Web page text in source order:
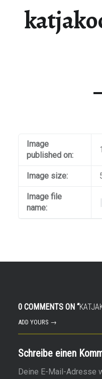
Image
published on:
Image size:
Image file
name:
0 COMMENTS ON “
ADD YOURS →
Schreibe einen
Deine E-Mail-Adresse